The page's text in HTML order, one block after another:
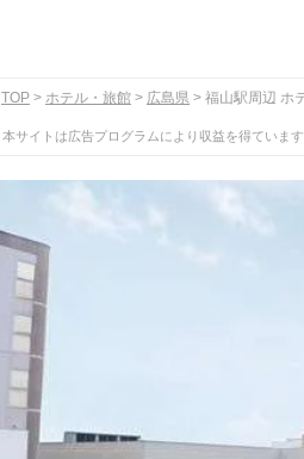
TOP ホテル・旅館 広島県 福山駅周辺 ホ
本サイトは広告プログラムにより収益を得ています